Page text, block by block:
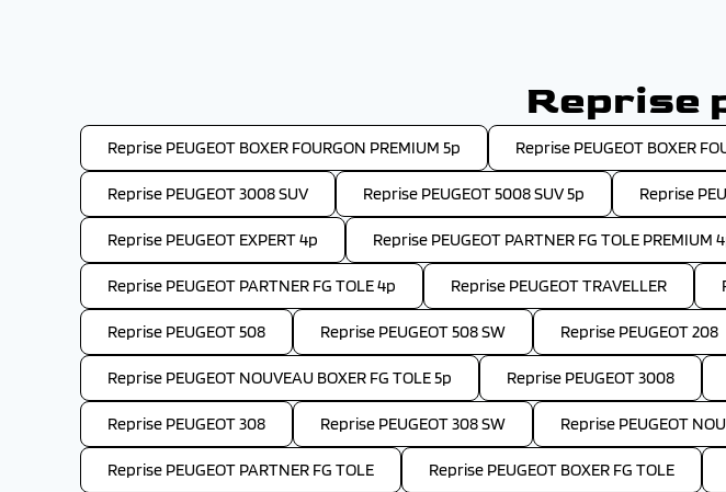
Reprise
Reprise PEUGEOT BOXER FOURGON PREMIUM 5p Reprise PEUGEOT BOXER
Reprise PEUGEOT 3008 SUV Reprise PEUGEOT 5008 SUV 5p Reprise
Reprise PEUGEOT EXPERT 4p Reprise PEUGEOT PARTNER FG TOLE PREMIUM
Reprise PEUGEOT PARTNER FG TOLE 4p Reprise PEUGEOT TRAVELLER
Reprise PEUGEOT 508 Reprise PEUGEOT 508 SW Reprise PEUGEOT 208
Reprise PEUGEOT NOUVEAU BOXER FG TOLE 5p Reprise PEUGEOT 3008
Reprise PEUGEOT 308 Reprise PEUGEOT 308 SW Reprise PEUGEOT
Reprise PEUGEOT PARTNER FG TOLE Reprise PEUGEOT BOXER FG TOLE